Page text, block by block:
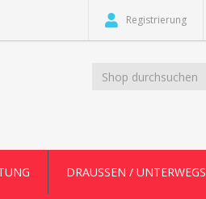
Registrierung
DRAUSSEN / UNTERWEGS